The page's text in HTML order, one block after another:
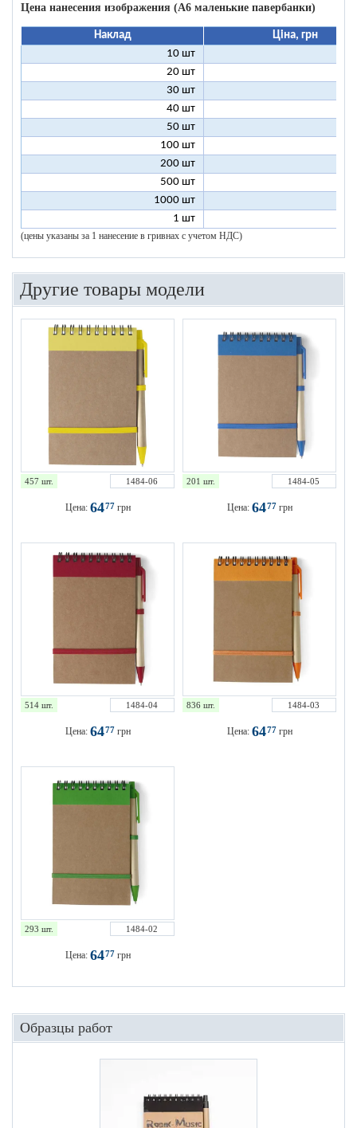
Цена нанесения изображения (А6 маленькие павербанки)
Наклад
Ціна, грн
10 шт
20 шт
30 шт
40 шт
50 шт
100 шт
200 шт
500 шт
1000 шт
1 шт
(цены указаны за 1 нанесение в гривнах с учетом НДС)
Другие товары модели
457 шт. 1484-06
Цена: 6477 грн
201 шт. 1484-05
Цена: 6477 грн
514 шт. 1484-04
Цена: 6477 грн
836 шт. 1484-03
Цена: 6477 грн
293 шт. 1484-02
Цена: 6477 грн
Образцы работ